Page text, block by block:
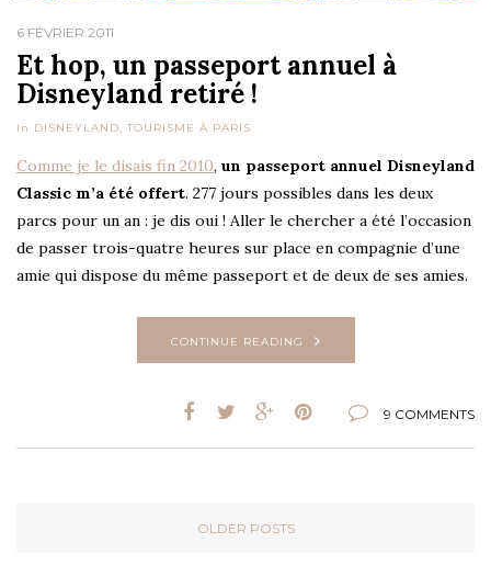
6 FÉVRIER 2011
Et hop, un passeport annuel à
Disneyland retiré !
In DISNEYLAND, TOURISME À PARIS
Comme je le disais fin 2010, un passeport annuel Disneyland
Classic m’a été offert. 277 jours possibles dans les deux
parcs pour un an : je dis oui ! Aller le chercher a été l’occasion
de passer trois-quatre heures sur place en compagnie d’une
amie qui dispose du même passeport et de deux de ses amies.
CONTINUE READING
9 COMMENTS
OLDER POSTS